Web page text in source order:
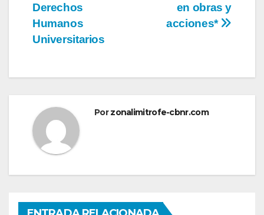
en obras y
acciones*
Derechos
Humanos
Universitarios
Porzonalimitrofe-cbnr.com